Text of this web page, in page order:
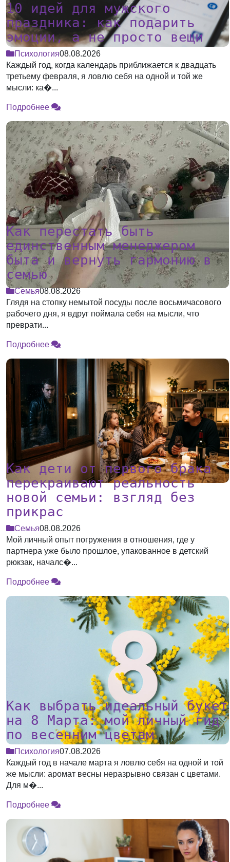
10 идей для мужского
праздника: как подарить
эмоции, а не просто вещи
Психология08.08.2026
Каждый год, когда календарь приближается к двадцать
третьему февраля, я ловлю себя на одной и той же
мысли: ка�...
Подробнее
Как перестать быть
единственным менеджером
быта и вернуть гармонию в
семью
Семья08.08.2026
Глядя на стопку немытой посуды после восьмичасового
рабочего дня, я вдруг поймала себя на мысли, что
преврати...
Подробнее
Как дети от первого брака
перекраивают реальность
новой семьи: взгляд без
прикрас
Семья08.08.2026
Мой личный опыт погружения в отношения, где у
партнера уже было прошлое, упакованное в детский
рюкзак, началс�...
Подробнее
Как выбрать идеальный букет
на 8 Марта: мой личный гид
по весенним цветам
Психология07.08.2026
Каждый год в начале марта я ловлю себя на одной и той
же мысли: аромат весны неразрывно связан с цветами.
Для м�...
Подробнее